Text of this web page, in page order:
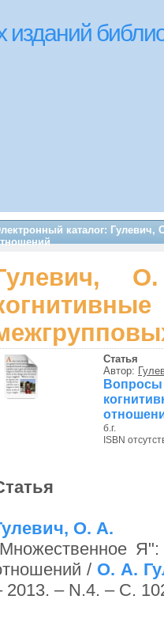
изданий
каталог:
Статья
Автор:
б.г.
ISBN
О. А.
/ О. А.
2013. – N.4. – С.